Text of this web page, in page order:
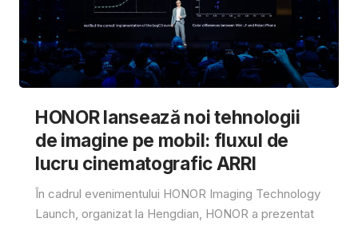
HONOR lansează noi tehnologii
de imagine pe mobil: fluxul de
lucru cinematografic ARRI
În cadrul evenimentului HONOR Imaging Technology
Launch, organizat la Hengdian, HONOR a prezentat